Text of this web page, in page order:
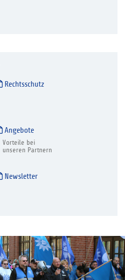
Rechtsschutz
Angebote
Vorteile bei
unseren Partnern
Newsletter